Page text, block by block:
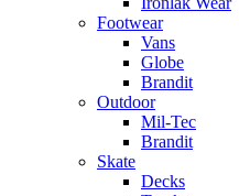
Footwear
Vans
Globe
Brandit
Outdoor
Mil-Tec
Brandit
Skate
Decks